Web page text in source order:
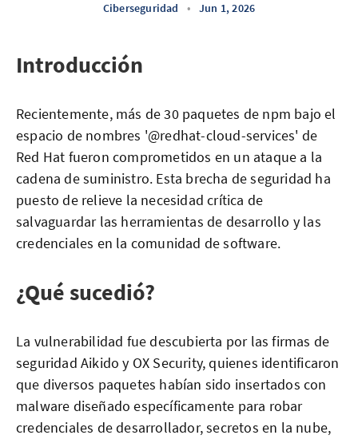
Ciberseguridad • Jun 1, 2026
Introducción
Recientemente, más de 30 paquetes de npm bajo el
espacio de nombres '@redhat-cloud-services' de
Red Hat fueron comprometidos en un ataque a la
cadena de suministro. Esta brecha de seguridad ha
puesto de relieve la necesidad crítica de
salvaguardar las herramientas de desarrollo y las
credenciales en la comunidad de software.
¿Qué sucedió?
La vulnerabilidad fue descubierta por las firmas de
seguridad Aikido y OX Security, quienes identificaron
que diversos paquetes habían sido insertados con
malware diseñado específicamente para robar
credenciales de desarrollador, secretos en la nube,